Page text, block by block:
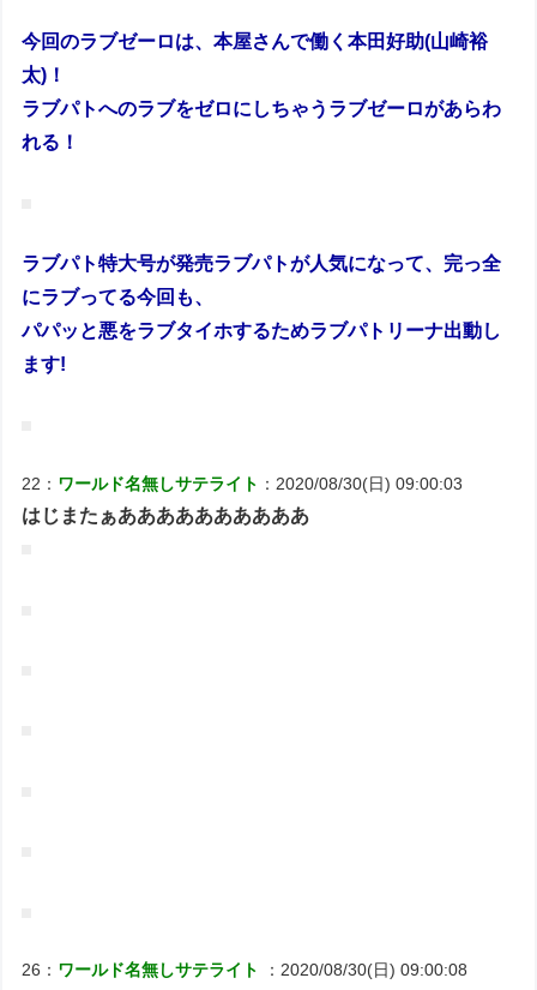
今回のラブゼーロは、本屋さんで働く本田好助(山崎裕
太)！
ラブパトへのラブをゼロにしちゃうラブゼーロがあらわ
れる！
ラブパト特大号が発売ラブパトが人気になって、完っ全
にラブってる今回も、
パパッと悪をラブタイホするためラブパトリーナ出動し
ます!
22： ワールド名無しサテライト ：2020/08/30(日) 09:00:03
はじまたぁああああああああああ
26： ワールド名無しサテライト ：2020/08/30(日) 09:00:08